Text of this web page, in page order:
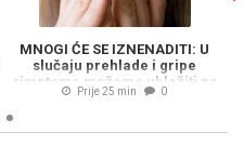
MNOGI ĆE SE IZNENADITI: U
slučaju prehlade i gripe
simptome možemo ublažiti na
ovaj način...
Prije 25 min 0